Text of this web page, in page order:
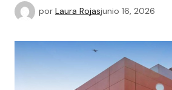
por Laura Rojasjunio 16, 2026